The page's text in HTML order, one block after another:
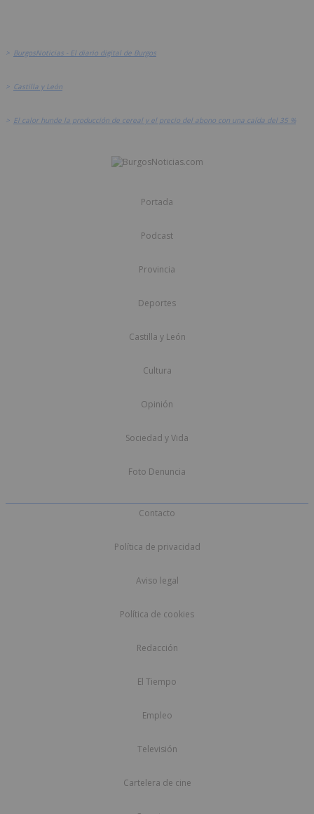
> BurgosNoticias - El diario digital de Burgos
> Castilla y León
> El calor hunde la producción de cereal y el precio del abono con una caída del 35 %
Portada
Podcast
Provincia
Deportes
Castilla y León
Cultura
Opinión
Sociedad y Vida
Foto Denuncia
Contacto
Política de privacidad
Aviso legal
Política de cookies
Redacción
El Tiempo
Empleo
Televisión
Cartelera de cine